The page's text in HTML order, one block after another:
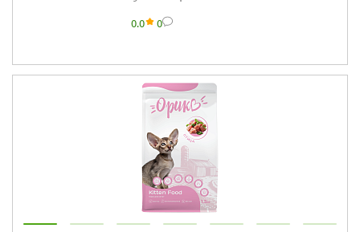
щенков всех
0.0 0